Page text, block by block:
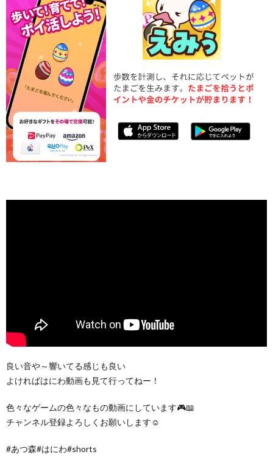
良い音や～響いてる感じも良い
よければはにわ動画も見て行ってねー！
色々なゲームの色々なもの動画にしています🎮📖
チャンネル登録よろしくお願いします☺️
#あつ森#はにわ#shorts